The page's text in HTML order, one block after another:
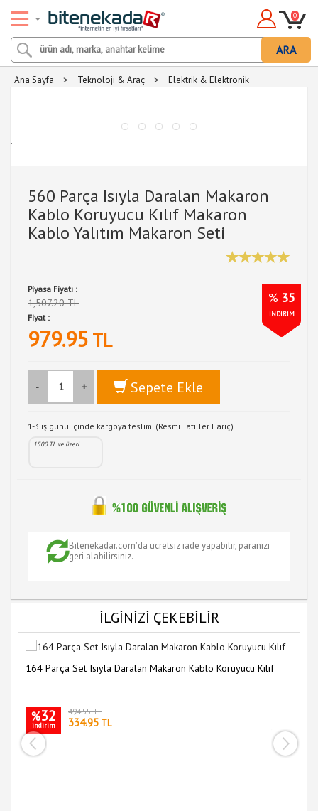
ARA
0
Ana Sayfa > Teknoloji & Araç > Elektrik & Elektronik
.
560 Parça Isıyla Daralan Makaron
Kablo Koruyucu Kılıf Makaron
Kablo Yalıtım Makaron Seti
Piyasa Fiyatı :
1,507.20 TL % 35
İNDİRİM
Fiyat :
979.95 TL
- + Sepete Ekle
1-3 iş günü içinde kargoya teslim. (Resmi Tatiller Hariç)
1500 TL ve üzeri
Bitenekadar.com'da ücretsiz iade yapabilir, paranızı
geri alabilirsiniz.
İLGİNİZİ ÇEKEBİLİR
164 Parça Set Isıyla Daralan Makaron Kablo Koruyucu Kılıf
%32
indirim
494.55 TL
334.95 TL